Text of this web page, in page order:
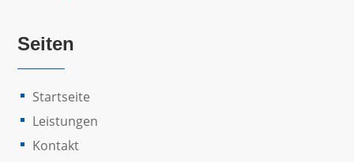
Seiten
Startseite
Leistungen
Kontakt